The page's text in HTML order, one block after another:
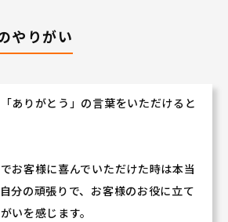
やりがい
ありがとう」の言葉をいただけると
お客様に喜んでいただけた時は本当
分の頑張りで、お客様のお役に立て
いを感じます。